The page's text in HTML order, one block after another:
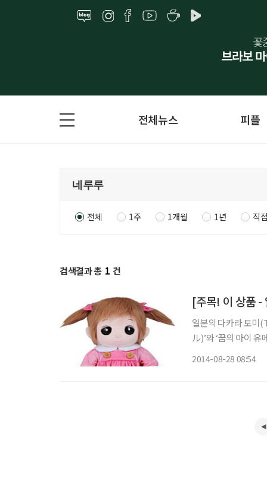
전체뉴스 피플
전체 1주 1개월 1년 직
검색결과 총 1 건
일본의 다카라 토미
ル)’와 ‘꿈의 아이
2014-08-28 08:54